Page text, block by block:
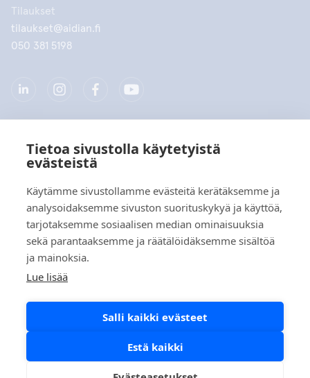
Tietoa sivustolla käytetyistä
evästeistä
Käytämme sivustollamme evästeitä kerätäksemme ja
analysoidaksemme sivuston suorituskykyä ja käyttöä,
tarjotaksemme sosiaalisen median ominaisuuksia
sekä parantaaksemme ja räätälöidäksemme sisältöä
ja mainoksia.
Lue lisää
Salli kaikki evästeet
Estä kaikki
Tilaukset
tilaukset@aidian.fi
050 381 5198
Yritys
Pikalinkit
Tietosuoja